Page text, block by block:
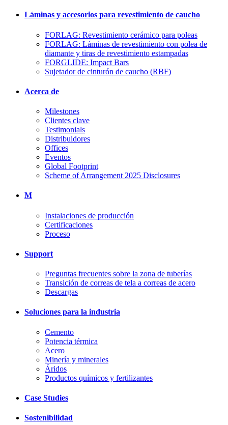
Láminas y accesorios para revestimiento de caucho
FORLAG: Revestimiento cerámico para poleas
FORLAG: Láminas de revestimiento con polea de
diamante y tiras de revestimiento estampadas
FORGLIDE: Impact Bars
Sujetador de cinturón de caucho (RBF)
Acerca de
Milestones
Clientes clave
Testimonials
Distribuidores
Offices
Eventos
Global Footprint
Scheme of Arrangement 2025 Disclosures
M
Instalaciones de producción
Certificaciones
Proceso
Support
Preguntas frecuentes sobre la zona de tuberías
Transición de correas de tela a correas de acero
Descargas
Soluciones para la industria
Cemento
Potencia térmica
Acero
Minería y minerales
Áridos
Productos químicos y fertilizantes
Case Studies
Sostenibilidad